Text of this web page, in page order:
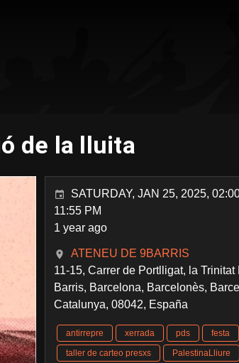
de la lluita
SATURDAY, JAN 25, 2025,
11:55 PM
1 year ago
ATENEU DE 9BARRIS
11-15, Carrer de Portlligat, la Trinitat
Barris, Barcelona, Barcelonès,
Catalunya, 08042, España
antirrepre xerrada pds
festa
taller de carteo presxs
PalestinaLliure